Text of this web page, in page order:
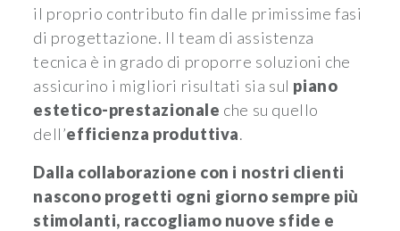
il proprio contributo fin dalle primissime fasi
di progettazione. Il team di assistenza
tecnica è in grado di proporre soluzioni che
assicurino i migliori risultati sia sul piano
estetico-prestazionale che su quello
dell’efficienza produttiva.
Dalla collaborazione con i nostri clienti
nascono progetti ogni giorno sempre più
stimolanti, raccogliamo nuove sfide e